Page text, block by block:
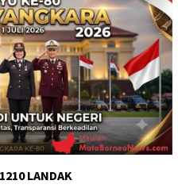
LANDAK